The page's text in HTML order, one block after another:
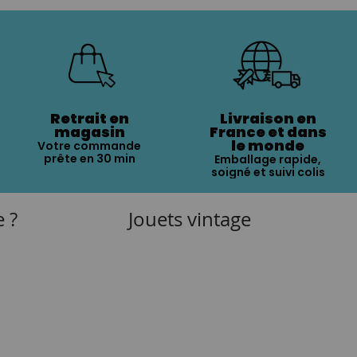
Retrait en
magasin
Votre commande
prête en 30 min
Livraison en
France et dans
le monde
Emballage rapide,
soigné et suivi colis
? Jouets vintage